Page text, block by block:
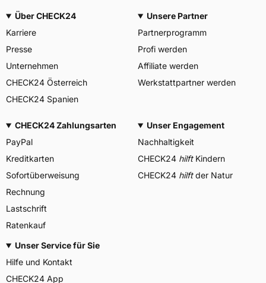
Über CHECK24
Karriere
Presse
Unternehmen
CHECK24 Österreich
CHECK24 Spanien
Unsere Partner
Partnerprogramm
Profi werden
Affiliate werden
Werkstattpartner werden
CHECK24 Zahlungsarten
PayPal
Kreditkarten
Sofortüberweisung
Rechnung
Lastschrift
Ratenkauf
Unser Engagement
Nachhaltigkeit
CHECK24 hilftKindern
CHECK24 hilftder Natur
Unser Service für Sie
Hilfe und Kontakt
CHECK24 App